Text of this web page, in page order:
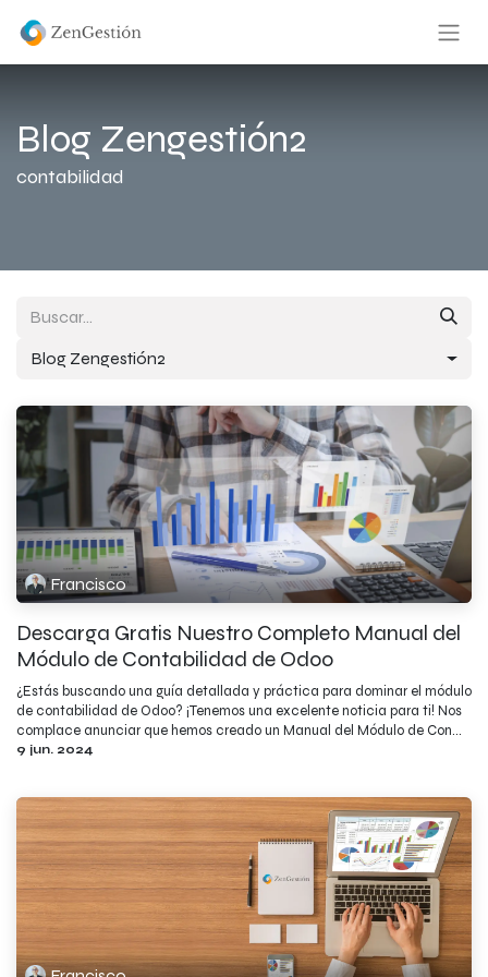
Blog Zengestión2
contabilidad
Blog Zengestión2
Francisco
Descarga Gratis Nuestro Completo Manual del
Módulo de Contabilidad de Odoo
¿Estás buscando una guía detallada y práctica para dominar el módulo
de contabilidad de Odoo? ¡Tenemos una excelente noticia para ti! Nos
complace anunciar que hemos creado un Manual del Módulo de Con...
9 jun. 2024